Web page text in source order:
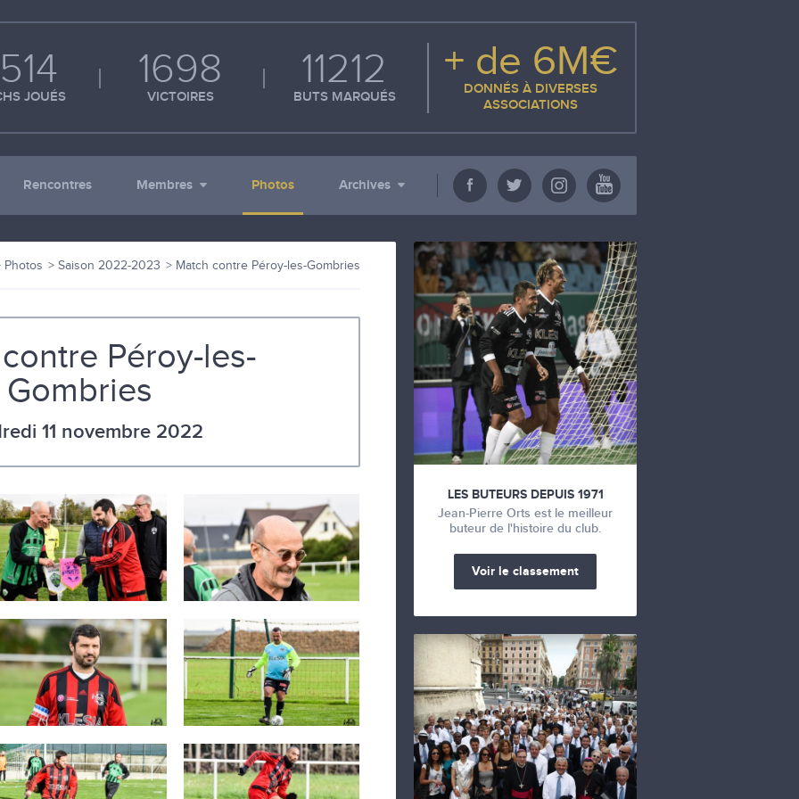
JOUÉS
1698
VICTOIRES
11212
BUTS MARQUÉS
+ de 6M€
DONNÉS À DIVERSES
ASSOCIATIONS
Rencontres Membres Photos Archives
Photos Saison 2022-2023 Match contre Péroy-les-Gombries
Péroy-les-
Gombries
11 novembre 2022
LES BUTEURS DEPUIS 1971
Jean-Pierre Orts est le meilleur
buteur de l'histoire du club.
Voir le classement